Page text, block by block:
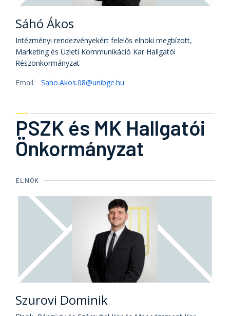
Sáhó Ákos
Intézményi rendezvényekért felelős elnöki megbízott,
Marketing és Üzleti Kommunikáció Kar Hallgatói
Részönkormányzat
Email:
Saho.Akos.08@unibge.hu
PSZK és MK Hallgatói
Önkormányzat
ELNÖK
Szurovi Dominik